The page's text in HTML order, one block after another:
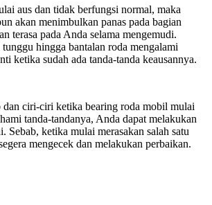
aus dan tidak berfungsi normal, maka
akan menimbulkan panas pada bagian
terasa pada Anda selama mengemudi.
hingga bantalan roda mengalami
ketika sudah ada tanda-tanda keausannya.
dan ciri-ciri ketika bearing roda mobil mulai
tanda-tandanya, Anda dapat melakukan
Sebab, ketika mulai merasakan salah satu
mengecek dan melakukan perbaikan.